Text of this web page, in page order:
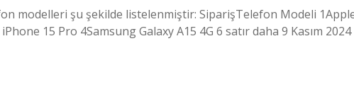
modelleri şu şekilde listelenmiştir: SiparişTelefon Modeli
15 Pro 4Samsung Galaxy A15 4G 6 satır daha 9 Kasım 2024